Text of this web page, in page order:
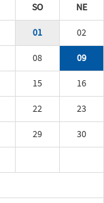
SO
NE
01
02
08
09
15
16
22
23
29
30